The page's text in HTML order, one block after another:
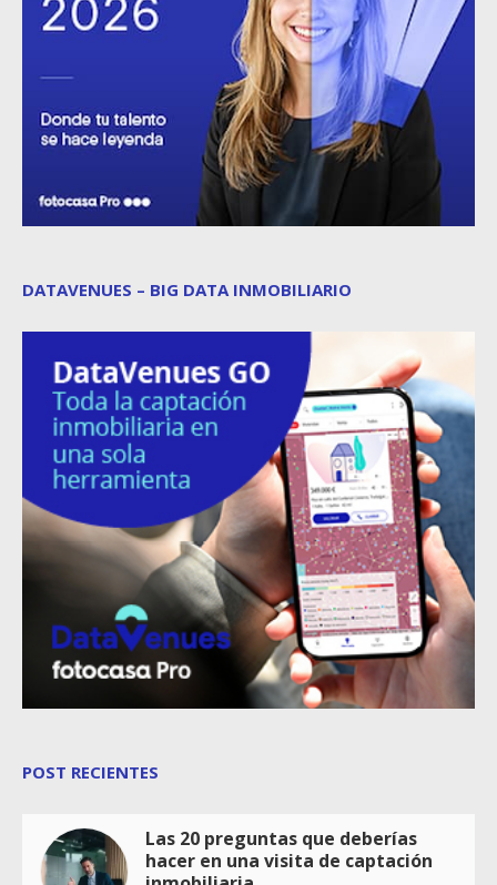
DATAVENUES – BIG DATA INMOBILIARIO
POST RECIENTES
Las 20 preguntas que deberías
hacer en una visita de captación